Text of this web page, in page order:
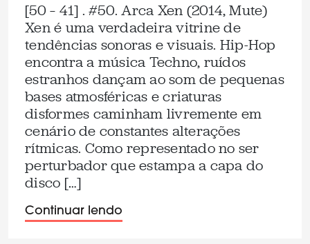
[50 – 41] . #50. Arca Xen (2014, Mute)
Xen é uma verdadeira vitrine de
tendências sonoras e visuais. Hip-Hop
encontra a música Techno, ruídos
estranhos dançam ao som de pequenas
bases atmosféricas e criaturas
disformes caminham livremente em
cenário de constantes alterações
rítmicas. Como representado no ser
perturbador que estampa a capa do
disco […]
Continuar lendo